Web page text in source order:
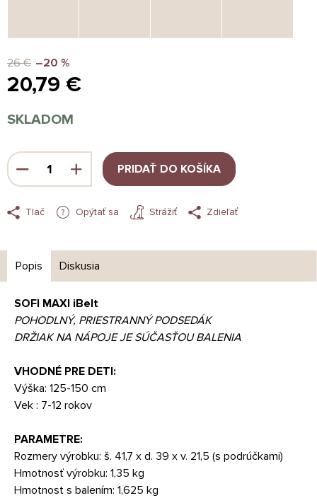
26 € –20 %
20,79 €
cena:
SKLADOM
PRIDAŤ DO KOŠÍKA
Tlač Opýtať sa Strážiť Zdieľať
Popis Diskusia
SOFI MAXI iBelt
POHODLNÝ, PRIESTRANNÝ PODSEDÁK
DRŽIAK NA NÁPOJE JE SÚČASŤOU BALENIA
VHODNÉ PRE DETI:
Výška: 125-150 cm
Vek : 7-12 rokov
PARAMETRE:
Rozmery výrobku: š. 41,7 x d. 39 x v. 21,5 (s podrúčkami)
Hmotnosť výrobku: 1,35 kg
Hmotnost s balením: 1,625 kg